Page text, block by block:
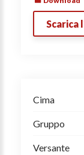
Scarica
Cima
Gruppo
Versante